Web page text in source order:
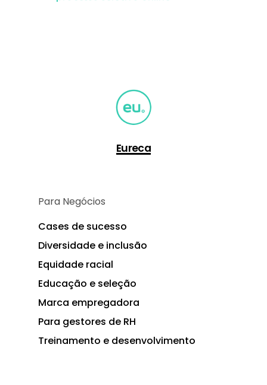
Eureca
Para Negócios
Cases de sucesso
Diversidade e inclusão
Equidade racial
Educação e seleção
Marca empregadora
Para gestores de RH
Treinamento e desenvolvimento